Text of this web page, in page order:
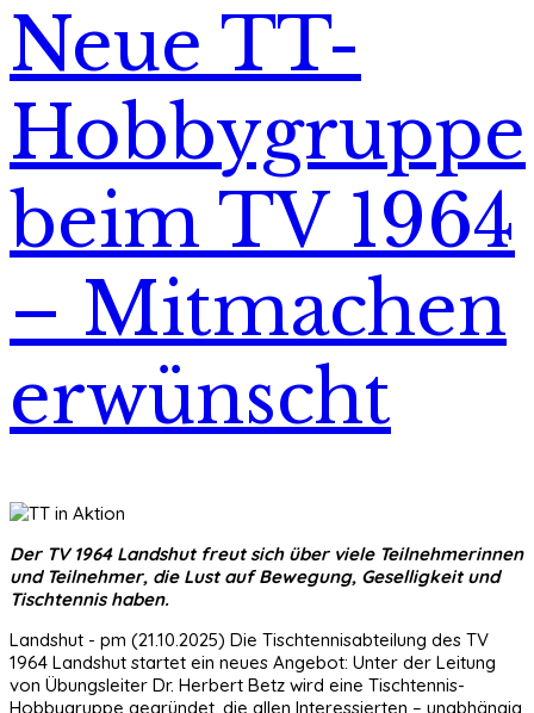
Neue TT-
Hobbygruppe
beim TV 1964
– Mitmachen
erwünscht
Der TV 1964 Landshut freut sich über viele Teilnehmerinnen
und Teilnehmer, die Lust auf Bewegung, Geselligkeit und
Tischtennis haben.
Landshut - pm (21.10.2025) Die Tischtennisabteilung des TV
1964 Landshut startet ein neues Angebot: Unter der Leitung
von Übungsleiter Dr. Herbert Betz wird eine Tischtennis-
Hobbygruppe gegründet, die allen Interessierten – unabhängig